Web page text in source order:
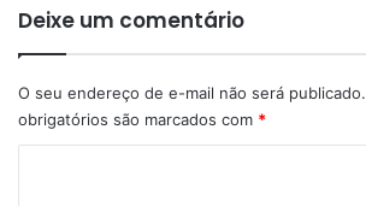
Deixe um comentário
O seu endereço de e-mail não será publicado.
obrigatórios são marcados com *